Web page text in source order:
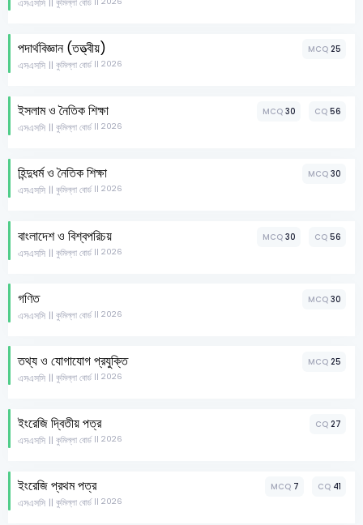
এসএসসি || কুমিল্লা বোর্ড
পদার্থবিজ্ঞান (তত্ত্বীয়)
এসএসসি || কুমিল্লা বোর্ড || 2026
MCQ 25
ইসলাম ও নৈতিক শিক্ষা
এসএসসি || কুমিল্লা বোর্ড || 2026
MCQ 30 CQ 56
হিন্দুধর্ম ও নৈতিক শিক্ষা
এসএসসি || কুমিল্লা বোর্ড || 2026
MCQ 30
বাংলাদেশ ও বিশ্বপরিচয়
এসএসসি || কুমিল্লা বোর্ড || 2026
MCQ 30 CQ 56
গণিত
এসএসসি || কুমিল্লা বোর্ড || 2026
MCQ 30
তথ্য ও যোগাযোগ প্রযুক্তি
এসএসসি || কুমিল্লা বোর্ড || 2026
MCQ 25
ইংরেজি দ্বিতীয় পত্র
এসএসসি || কুমিল্লা বোর্ড || 2026
CQ 27
ইংরেজি প্রথম পত্র
এসএসসি || কুমিল্লা বোর্ড || 2026
MCQ 7 CQ 41